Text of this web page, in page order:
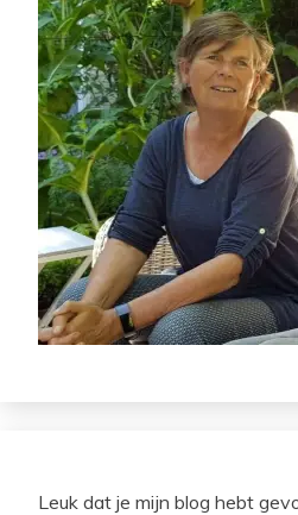
Leuk dat je mijn blog hebt